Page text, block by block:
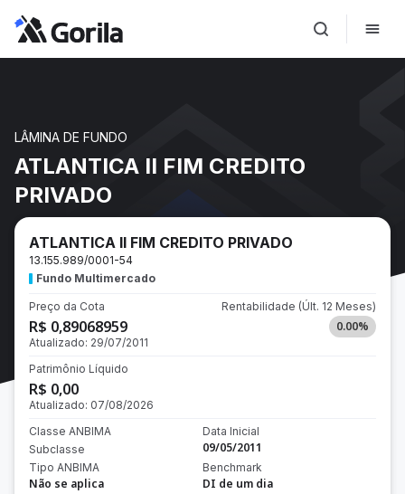
LÂMINA DE FUNDO
ATLANTICA II FIM CREDITO
PRIVADO
ATLANTICA II FIM CREDITO PRIVADO
13.155.989/0001-54
Fundo Multimercado
Preço da Cota
R$ 0,89068959
Atualizado: 29/07/2011
Rentabilidade (Últ. 12 Meses)
0.00%
Patrimônio Líquido
R$ 0,00
Atualizado: 07/08/2026
Classe ANBIMA
Subclasse
Tipo ANBIMA
Não se aplica
Data Inicial
09/05/2011
Benchmark
DI de um dia